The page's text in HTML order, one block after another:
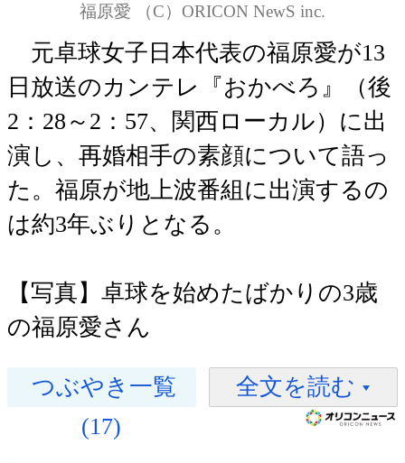
福原愛 （C）ORICON NewS inc.
元卓球女子日本代表の福原愛が13
日放送のカンテレ『おかべろ』（後
2：28～2：57、関西ローカル）に出
演し、再婚相手の素顔について語っ
た。福原が地上波番組に出演するの
は約3年ぶりとなる。
【写真】卓球を始めたばかりの3歳
の福原愛さん
つぶやき一覧
(17)
全文を読む